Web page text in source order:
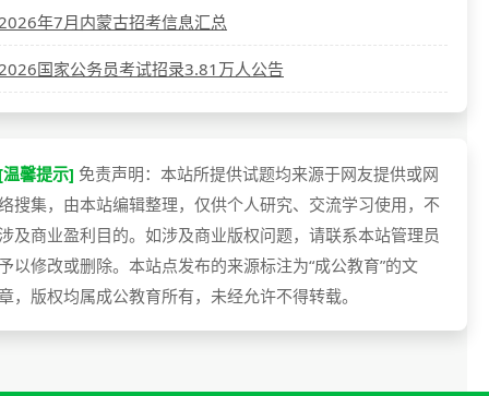
年7月内蒙古招考信息汇总
国家公务员考试招录3.81万人公告
馨提示] 免责声明：本站所提供试题均来源于网友提供或网
搜集，由本站编辑整理，仅供个人研究、交流学习使用，不
及商业盈利目的。如涉及商业版权问题，请联系本站管理员
以修改或删除。本站点发布的来源标注为“成公教育”的文
，版权均属成公教育所有，未经允许不得转载。